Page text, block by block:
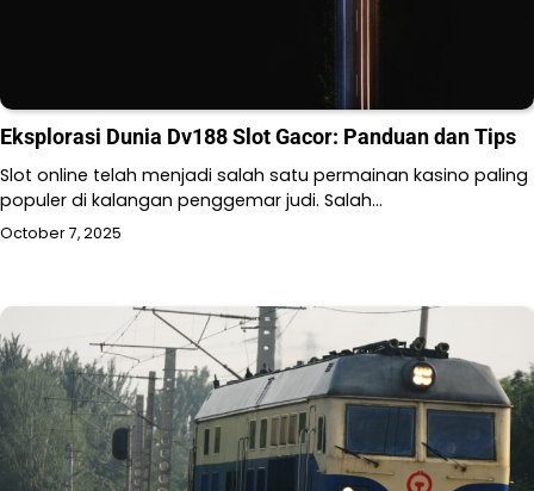
Eksplorasi Dunia Dv188 Slot Gacor: Panduan dan Tips
Slot online telah menjadi salah satu permainan kasino paling
populer di kalangan penggemar judi. Salah…
October 7, 2025